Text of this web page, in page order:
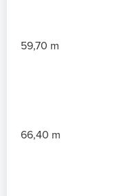
59,70 m
66,40 m